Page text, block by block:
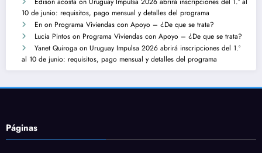
10 de junio: requisitos, pago mensual y detalles del programa
En on Programa Viviendas con Apoyo – ¿De que se trata?
Lucia Pintos on Programa Viviendas con Apoyo – ¿De que se trata?
Yanet Quiroga on Uruguay Impulsa 2026 abrirá inscripciones del 1.º
al 10 de junio: requisitos, pago mensual y detalles del programa
Páginas